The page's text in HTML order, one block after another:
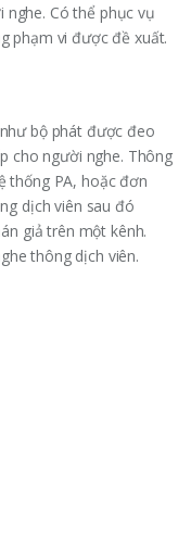
Có thể phục vụ
phạm vi được đề xuất.
bộ phát được đeo
cho người nghe. Thông
thống PA, hoặc đơn
dịch viên sau đó
giả trên một kênh.
thông dịch viên.